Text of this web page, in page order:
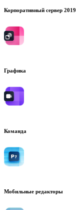
Корпоративный сервер 2019
Графика
Команда
Мобильные редакторы